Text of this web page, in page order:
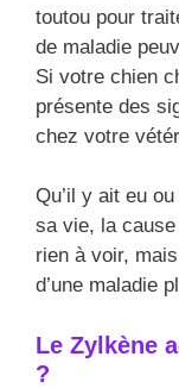
toutou pour
de maladie
Si votre chien
présente des
chez votre
Qu’il y ait eu
sa vie, la
rien à voir,
d’une maladie
Le Zylkène
?